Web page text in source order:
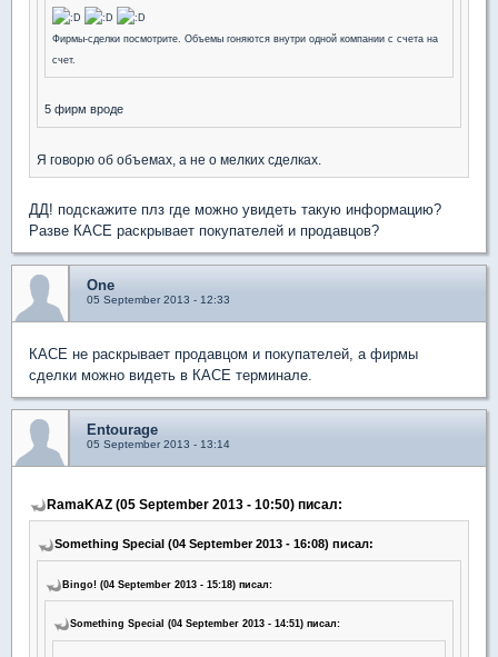
Фирмы-сделки посмотрите. Объемы гоняются внутри одной компании с счета на
счет.
5 фирм вроде
Я говорю об объемах, а не о мелких сделках.
ДД! подскажите плз где можно увидеть такую информацию?
Разве КАСЕ раскрывает покупателей и продавцов?
One
05 September 2013 - 12:33
КАСЕ не раскрывает продавцом и покупателей, а фирмы
сделки можно видеть в КАСЕ терминале.
Entourage
05 September 2013 - 13:14
RamaKAZ (05 September 2013 - 10:50) писал:
Something Special (04 September 2013 - 16:08) писал:
Bingo! (04 September 2013 - 15:18) писал:
Something Special (04 September 2013 - 14:51) писал: